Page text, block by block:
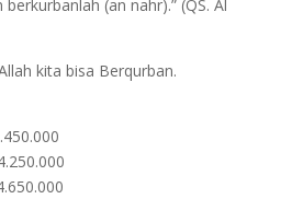
(an nahr).” (QS. Al
kita bisa Berqurban.